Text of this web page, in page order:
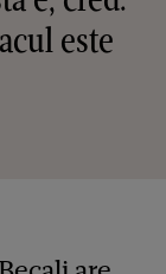
este